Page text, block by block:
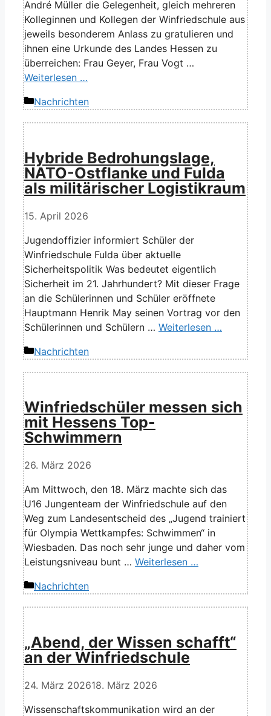
André Müller die Gelegenheit, gleich mehreren
Kolleginnen und Kollegen der Winfriedschule aus
jeweils besonderem Anlass zu gratulieren und
ihnen eine Urkunde des Landes Hessen zu
überreichen: Frau Geyer, Frau Vogt …
Weiterlesen …
Kategorien
Nachrichten
Hybride Bedrohungslage,
NATO-Ostflanke und Fulda
als militärischer Logistikraum
15. April 2026
Jugendoffizier informiert Schüler der
Winfriedschule Fulda über aktuelle
Sicherheitspolitik Was bedeutet eigentlich
Sicherheit im 21. Jahrhundert? Mit dieser Frage
an die Schülerinnen und Schüler eröffnete
Hauptmann Henrik May seinen Vortrag vor den
Schülerinnen und Schülern … Weiterlesen …
Kategorien
Nachrichten
Winfriedschüler messen sich
mit Hessens Top-
Schwimmern
26. März 2026
Am Mittwoch, den 18. März machte sich das
U16 Jungenteam der Winfriedschule auf den
Weg zum Landesentscheid des „Jugend trainiert
für Olympia Wettkampfes: Schwimmen“ in
Wiesbaden. Das noch sehr junge und daher vom
Leistungsniveau bunt … Weiterlesen …
Kategorien
Nachrichten
„Abend, der Wissen schafft“
an der Winfriedschule
24. März 202618. März 2026
Wissenschaftskommunikation wird an der